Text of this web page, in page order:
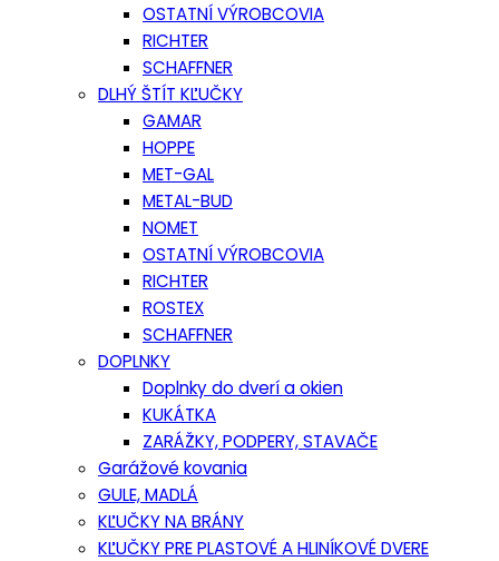
OSTATNÍ VÝROBCOVIA
RICHTER
SCHAFFNER
DLHÝ ŠTÍT KĽUČKY
GAMAR
HOPPE
MET-GAL
METAL-BUD
NOMET
OSTATNÍ VÝROBCOVIA
RICHTER
ROSTEX
SCHAFFNER
DOPLNKY
Doplnky do dverí a okien
KUKÁTKA
ZARÁŽKY, PODPERY, STAVAČE
Garážové kovania
GULE, MADLÁ
KĽUČKY NA BRÁNY
KĽUČKY PRE PLASTOVÉ A HLINÍKOVÉ DVERE